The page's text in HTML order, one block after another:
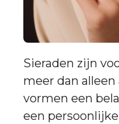
Sieraden zijn
meer dan alleen
vormen een
een